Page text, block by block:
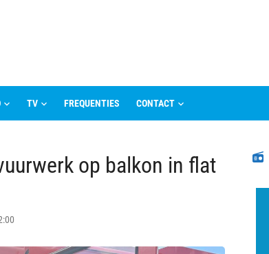
TV FREQUENTIES CONTACT
op balkon in flat